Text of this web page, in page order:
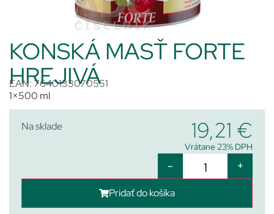
KONSKÁ MASŤ FORTE
HREJIVÁ
EAN: 7640133070551
1×500 ml
Na sklade 19,21 €
Vrátane 23% DPH
- +
Pridať do košíka